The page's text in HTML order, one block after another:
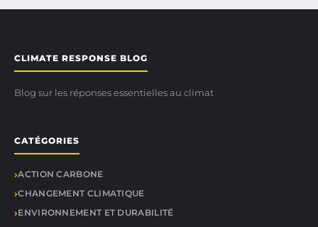
CLIMATE RESPONSE BLOG
Blog sur les réponses essentielles au climat
CATÉGORIES
ACTION CARBONE
CHANGEMENT CLIMATIQUE
ENVIRONNEMENT ET DURABILITÉ